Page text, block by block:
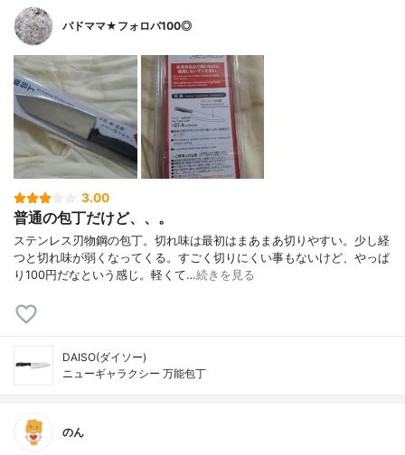
バドママ★フォロバ100◎
3.00
普通の包丁だけど、、。
ステンレス刃物鋼の包丁。切れ味は最初はまあまあ切りやすい。少し経
つと切れ味が弱くなってくる。すごく切りにくい事もないけど、やっぱ
り100円だなという感じ。軽くて…続きを見る
DAISO(ダイソー)
ニューギャラクシー 万能包丁
のん